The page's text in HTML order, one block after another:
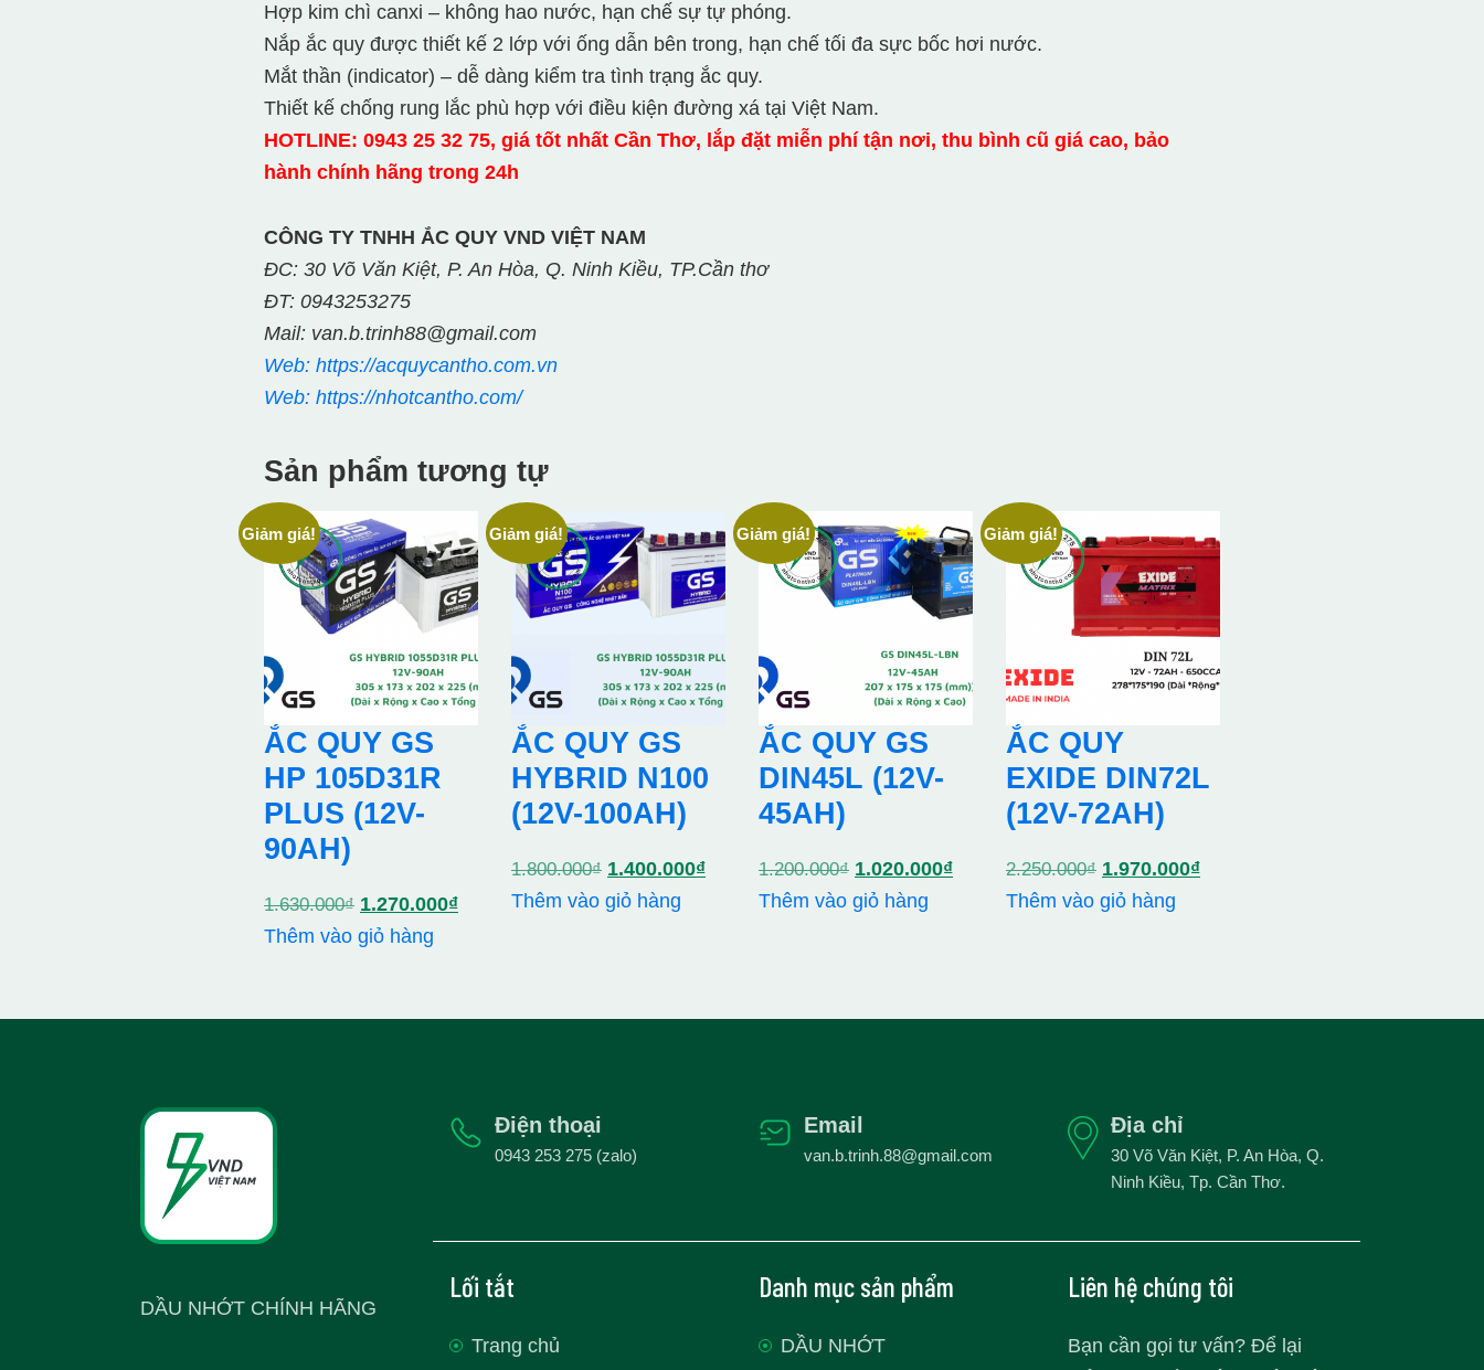
Hợp kim chì canxi – không hao nước, hạn chế sự tự phóng.
Nắp ắc quy được thiết kế 2 lớp với ống dẫn bên trong, hạn chế tối đa sực bốc hơi nước.
Mắt thần (indicator) – dễ dàng kiểm tra tình trạng ắc quy.
Thiết kế chống rung lắc phù hợp với điều kiện đường xá tại Việt Nam.
HOTLINE: 0943 25 32 75, giá tốt nhất Cần Thơ, lắp đặt miễn phí tận nơi, thu bình cũ giá cao, bảo
hành chính hãng trong 24h
CÔNG TY TNHH ẮC QUY VND VIỆT NAM
ĐC: 30 Võ Văn Kiệt, P. An Hòa, Q. Ninh Kiều, TP.Cần thơ
ĐT: 0943253275
Mail: van.b.trinh88@gmail.com
Web: https://acquycantho.com.vn
Web: https://nhotcantho.com/
Sản phẩm tương tự
Giảm giá!
ẮC QUY GS
HP 105D31R
PLUS (12V-
90AH)
1.630.000₫ Giá
gốc
1.270.000₫Giá
Thêm vào giỏ hàng
Giảm giá!
ẮC QUY GS
HYBRID N100
(12V-100AH)
1.800.000₫ Giá
gốc
1.400.000₫Giá
Thêm vào giỏ hàng
Giảm giá!
ẮC QUY GS
DIN45L (12V-
45AH)
1.200.000₫ Giá
gốc
1.020.000₫Giá
Thêm vào giỏ hàng
Giảm giá!
ẮC QUY
EXIDE DIN72L
(12V-72AH)
2.250.000₫ Giá
gốc
1.970.000₫Giá
Thêm vào giỏ hàng
DẦU NHỚT CHÍNH HÃNG
Điện thoại
0943 253 275 (zalo)
Email
van.b.trinh.88@gmail.com
Địa chỉ
30 Võ Văn Kiệt, P. An Hòa, Q.
Ninh Kiều, Tp. Cần Thơ.
Lối tắt
Trang chủ
Danh mục sản phẩm
DẦU NHỚT
Liên hệ chúng tôi
Bạn cần gọi tư vấn? Để lại